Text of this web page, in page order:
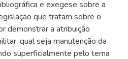
e exegese sobre a
que tratam sobre o
demonstrar a atribuição
qual seja manutenção da
superficialmente pelo tema